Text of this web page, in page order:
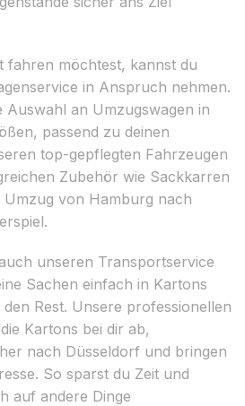
fahren möchtest, kannst du
in Anspruch nehmen.
Auswahl an Umzugswagen in
passend zu deinen
top-gepflegten Fahrzeugen
Zubehör wie Sackkarren
von Hamburg nach
unseren Transportservice
Sachen einfach in Kartons
Rest. Unsere professionellen
Kartons bei dir ab,
nach Düsseldorf und bringen
So sparst du Zeit und
auf andere Dinge